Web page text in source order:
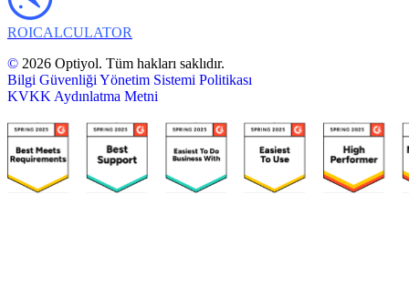
ROICALCULATOR
© 2026 Optiyol. Tüm hakları saklıdır.
Bilgi Güvenliği Yönetim Sistemi Politikası
KVKK Aydınlatma Metni